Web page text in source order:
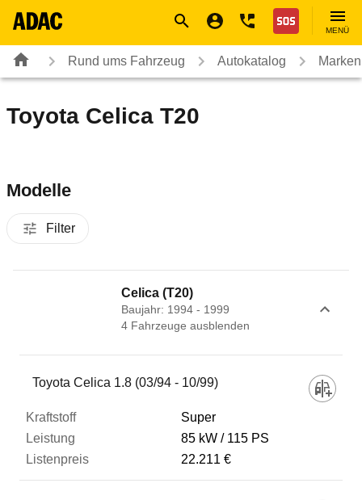
Nothilfe
MENÜ
Rund ums Fahrzeug Autokatalog
Toyota Celica T20
Modelle
Filter
Celica (T20)
Baujahr: 1994 - 1999
4 Fahrzeuge ausblenden
Fahrzeug
Kraftstoff
Leistung
Toyota Celica 1.8 (03/94 - 10/99)
Super
85 kW
115 PS
22.211 €